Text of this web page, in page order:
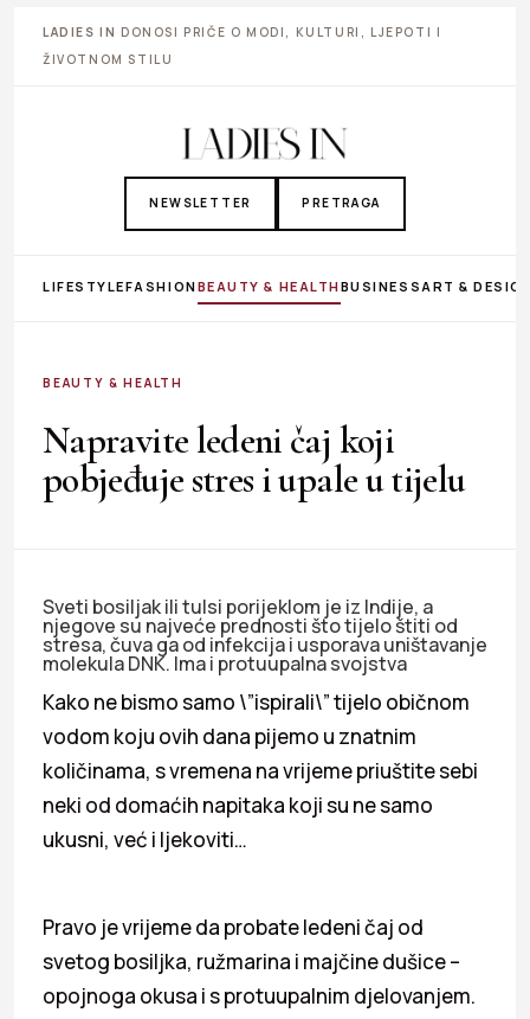
LADIES IN DONOSI PRIČE O MODI, KULTURI, LJEPOTI I
ŽIVOTNOM STILU
NEWSLETTER PRETRAGA
LIFESTYLEFASHIONBEAUTY & HEALTHBUSINESS ART &
BEAUTY & HEALTH
Napravite ledeni čaj koji
pobjeđuje stres i upale u tijelu
Sveti bosiljak ili tulsi porijeklom je iz Indije, a
njegove su najveće prednosti što tijelo štiti od
stresa, čuva ga od infekcija i usporava uništavanje
molekula DNK. Ima i protuupalna svojstva
Kako ne bismo samo \”ispirali\” tijelo običnom
vodom koju ovih dana pijemo u znatnim
količinama, s vremena na vrijeme priuštite sebi
neki od domaćih napitaka koji su ne samo
ukusni, već i ljekoviti…
Pravo je vrijeme da probate ledeni čaj od
svetog bosiljka, ružmarina i majčine dušice –
opojnoga okusa i s protuupalnim djelovanjem.